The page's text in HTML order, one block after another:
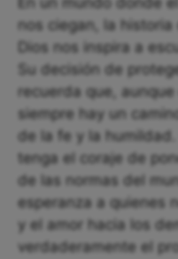
nos ciegan, la
Dios nos inspira a
Su decisión de
recuerda que,
siempre hay un
de la fe y la
tenga el coraje de
de las normas del
esperanza a quienes
y el amor hacia los
verdaderamente el